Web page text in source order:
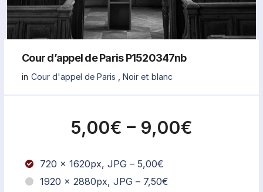
Cour d’appel de Paris P1520347nb
in Cour d'appel de Paris Noir et blanc
5,00€ – 9,00€
720 x 1620px, JPG – 5,00€
1920 x 2880px, JPG – 7,50€